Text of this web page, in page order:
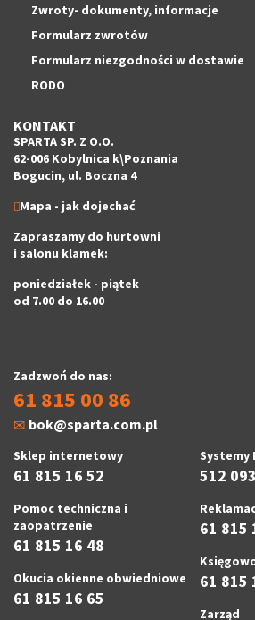
Zwroty- dokumenty, informacje
Formularz zwrotów
Formularz niezgodności w dostawie
RODO
KONTAKT
SPARTA SP. Z O.O.
62-006 Kobylnica k\Poznania
Bogucin, ul. Boczna 4
Mapa - jak dojechać
Zapraszamy do hurtowni
i salonu klamek:
poniedziałek - piątek
od 7.00 do 16.00
Zadzwoń do nas:
61 815 00 86
bok@sparta.com.pl
Sklep internetowy
61 815 16 52
Pomoc techniczna i
zaopatrzenie
61 815 16 48
Okucia okienne obwiedniowe
61 815 16 65
Systemy
512
61 815
61 815
Zarząd